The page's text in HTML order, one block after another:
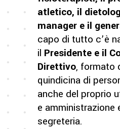
atletico, il
manager e il
capo di tutto c’è
il Presidente e il
Direttivo, formato
quindicina di
anche del proprio
e amministrazione
segreteria.